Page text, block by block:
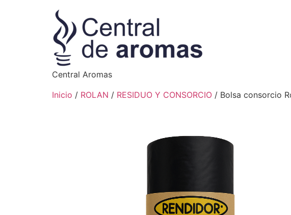
Central Aromas
Inicio / ROLAN / RESIDUO Y CONSORCIO / Bolsa consorcio